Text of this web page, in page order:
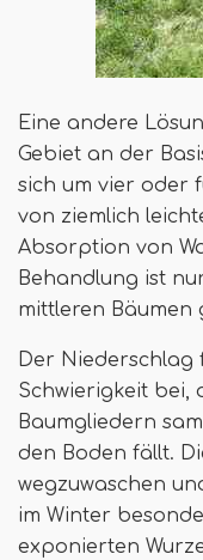
Eine andere
Gebiet an der
sich um vier oder
von ziemlich
Absorption von
Behandlung ist
mittleren Bäumen
Der Niederschlag
Schwierigkeit bei,
Baumgliedern
den Boden fällt.
wegzuwaschen
im Winter
exponierten